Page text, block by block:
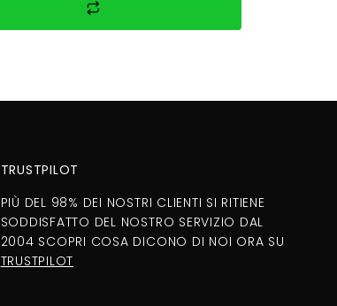
TRUSTPILOT
PIÙ DEL 98% DEI NOSTRI CLIENTI SI RITIENE
SODDISFATTO DEL NOSTRO SERVIZIO DAL
2004 SCOPRI COSA DICONO DI NOI ORA SU
TRUSTPILOT